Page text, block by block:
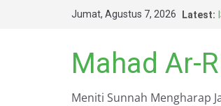
Jumat, Agustus 7, 2026 Latest:
Mahad Ar-
Meniti Sunnah Mengharap